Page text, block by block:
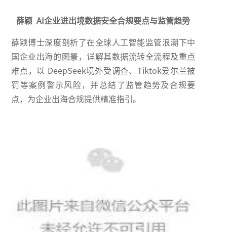
薛颖 AI企业进出境数据安全合规要点与监管趋势
薛颖博士深度剖析了在全球人工智能监管浪潮下中
国企业出海的图景，详解其数据流转全流程及重点
难点，以 DeepSeek境外受调查、Tiktok爱尔兰被
罚等案例警示风险，并总结了监管趋势及合规要
点，为企业出海合规提供精准指引。